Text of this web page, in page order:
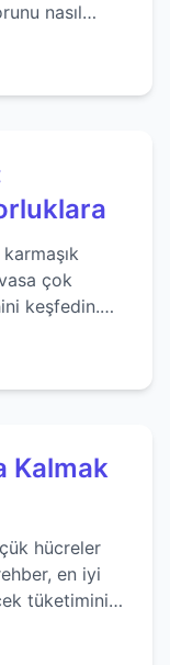
çok
keşfedin.
Kalmak
hücreler
en iyi